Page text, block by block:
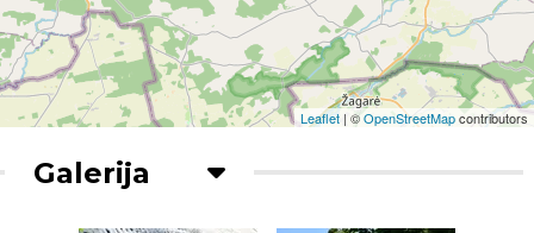
Leaflet | ©OpenStreetMapcontributors
Galerija